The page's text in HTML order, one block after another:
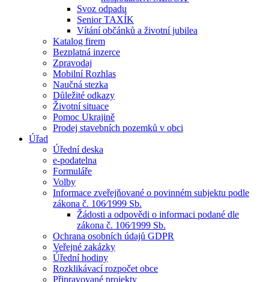
Svoz odpadu
Senior TAXÍK
Vítání občánků a životní jubilea
Katalog firem
Bezplatná inzerce
Zpravodaj
Mobilní Rozhlas
Naučná stezka
Důležité odkazy
Životní situace
Pomoc Ukrajině
Prodej stavebních pozemků v obci
Úřad
Úřední deska
e-podatelna
Formuláře
Volby
Informace zveřejňované o povinném subjektu podle
zákona č. 106⁄1999 Sb.
Žádosti a odpovědi o informaci podané dle
zákona č. 106⁄1999 Sb.
Ochrana osobních údajů GDPR
Veřejné zakázky
Úřední hodiny
Rozklikávací rozpočet obce
Připravované projekty